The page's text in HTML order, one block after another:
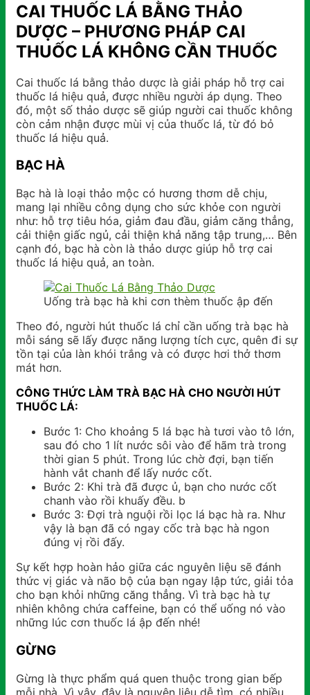
CAI THUỐC LÁ BẰNG THẢO
DƯỢC – PHƯƠNG PHÁP CAI
THUỐC LÁ KHÔNG CẦN THUỐC
Cai thuốc lá bằng thảo dược là giải pháp hỗ trợ cai
thuốc lá hiệu quả, được nhiều người áp dụng. Theo
đó, một số thảo dược sẽ giúp người cai thuốc không
còn cảm nhận được mùi vị của thuốc lá, từ đó bỏ
thuốc lá hiệu quả.
BẠC HÀ
Bạc hà là loại thảo mộc có hương thơm dễ chịu,
mang lại nhiều công dụng cho sức khỏe con người
như: hỗ trợ tiêu hóa, giảm đau đầu, giảm căng thẳng,
cải thiện giấc ngủ, cải thiện khả năng tập trung,… Bên
cạnh đó, bạc hà còn là thảo dược giúp hỗ trợ cai
thuốc lá hiệu quả, an toàn.
Uống trà bạc hà khi cơn thèm thuốc ập đến
Theo đó, người hút thuốc lá chỉ cần uống trà bạc hà
mỗi sáng sẽ lấy được năng lượng tích cực, quên đi sự
tồn tại của làn khói trắng và có được hơi thở thơm
mát hơn.
CÔNG THỨC LÀM TRÀ BẠC HÀ CHO NGƯỜI HÚT
THUỐC LÁ:
Bước 1: Cho khoảng 5 lá bạc hà tươi vào tô lớn,
sau đó cho 1 lít nước sôi vào để hãm trà trong
thời gian 5 phút. Trong lúc chờ đợi, bạn tiến
hành vắt chanh để lấy nước cốt.
Bước 2: Khi trà đã được ủ, bạn cho nước cốt
chanh vào rồi khuấy đều. b
Bước 3: Đợi trà nguội rồi lọc lá bạc hà ra. Như
vậy là bạn đã có ngay cốc trà bạc hà ngon
đúng vị rồi đấy.
Sự kết hợp hoàn hảo giữa các nguyên liệu sẽ đánh
thức vị giác và não bộ của bạn ngay lập tức, giải tỏa
cho bạn khỏi những căng thẳng. Vì trà bạc hà tự
nhiên không chứa caffeine, bạn có thể uống nó vào
những lúc cơn thuốc lá ập đến nhé!
GỪNG
Gừng là thực phẩm quá quen thuộc trong gian bếp
mỗi nhà. Vì vậy, đây là nguyên liệu dễ tìm, có nhiều